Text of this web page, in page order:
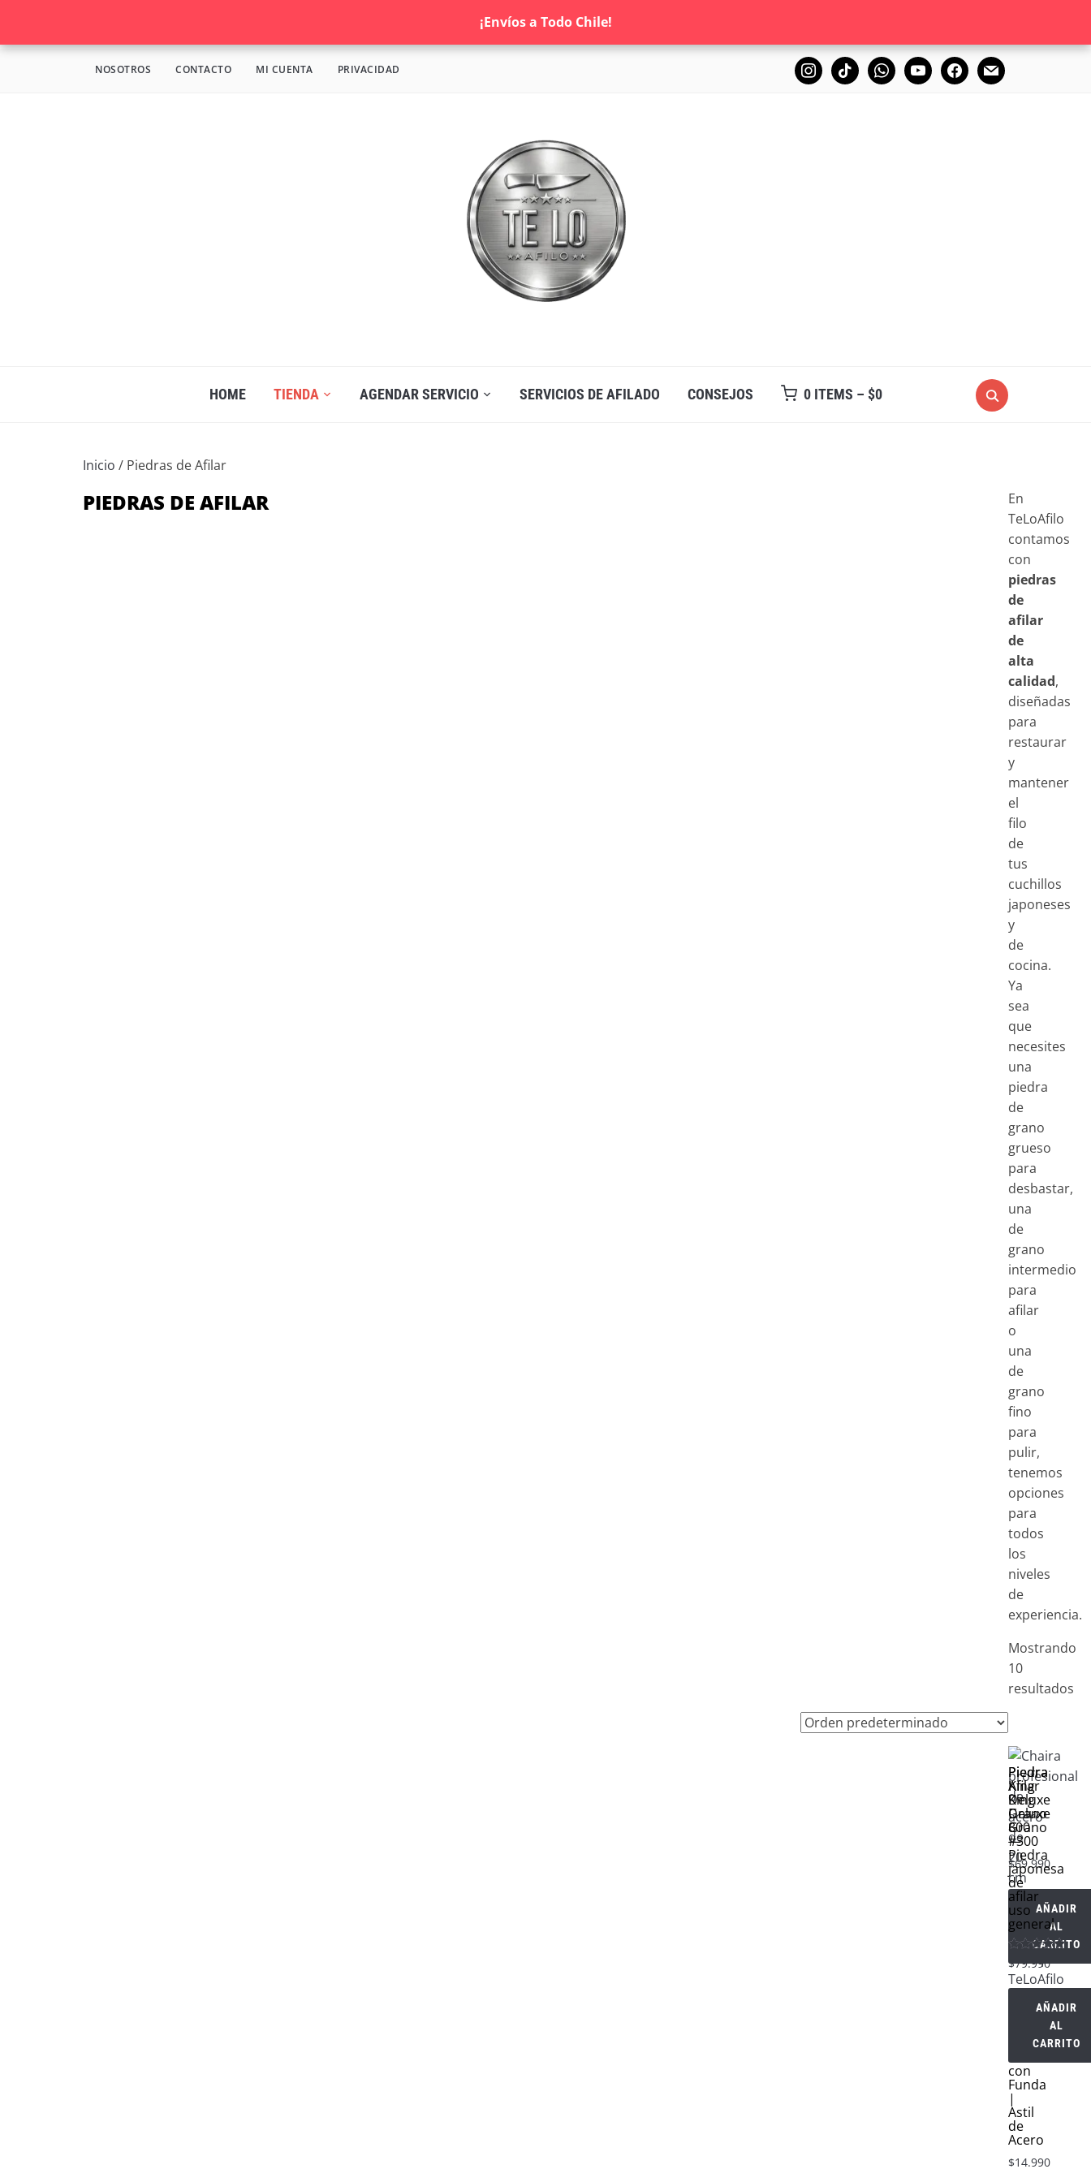
¡Envíos a Todo Chile!
NOSOTROS CONTACTO MI CUENTA PRIVACIDAD
HOME TIENDA AGENDAR SERVICIO SERVICIOS DE AFILADO CONSEJOS 0 ITEMS – $0
Inicio / Piedras de Afilar
PIEDRAS DE AFILAR
En
TeLoAfilo
contamos
con
piedras
de
afilar
de
alta
calidad,
diseñadas
para
restaurar
y
mantener
el
filo
de
tus
cuchillos
japoneses
y
de
cocina.
Ya
sea
que
necesites
una
piedra
de
grano
grueso
para
desbastar,
una
de
grano
intermedio
para
afilar
o
una
de
grano
fino
para
pulir,
tenemos
opciones
para
todos
los
niveles
de
experiencia.
Mostrando
10
resultados
Chaira
Profesional
cm
con
Funda
|
Astil
de
Acero
$14.990
Piedra
Afilar
King
Deluxe
Grano
#300
$69.990
AÑADIR
AL
CARRITO
Piedra
King
Deluxe
Grano
800
—
Piedra
japonesa
de
afilar
uso
general
5.00
de 5
$79.990
AÑADIR
AL
CARRITO